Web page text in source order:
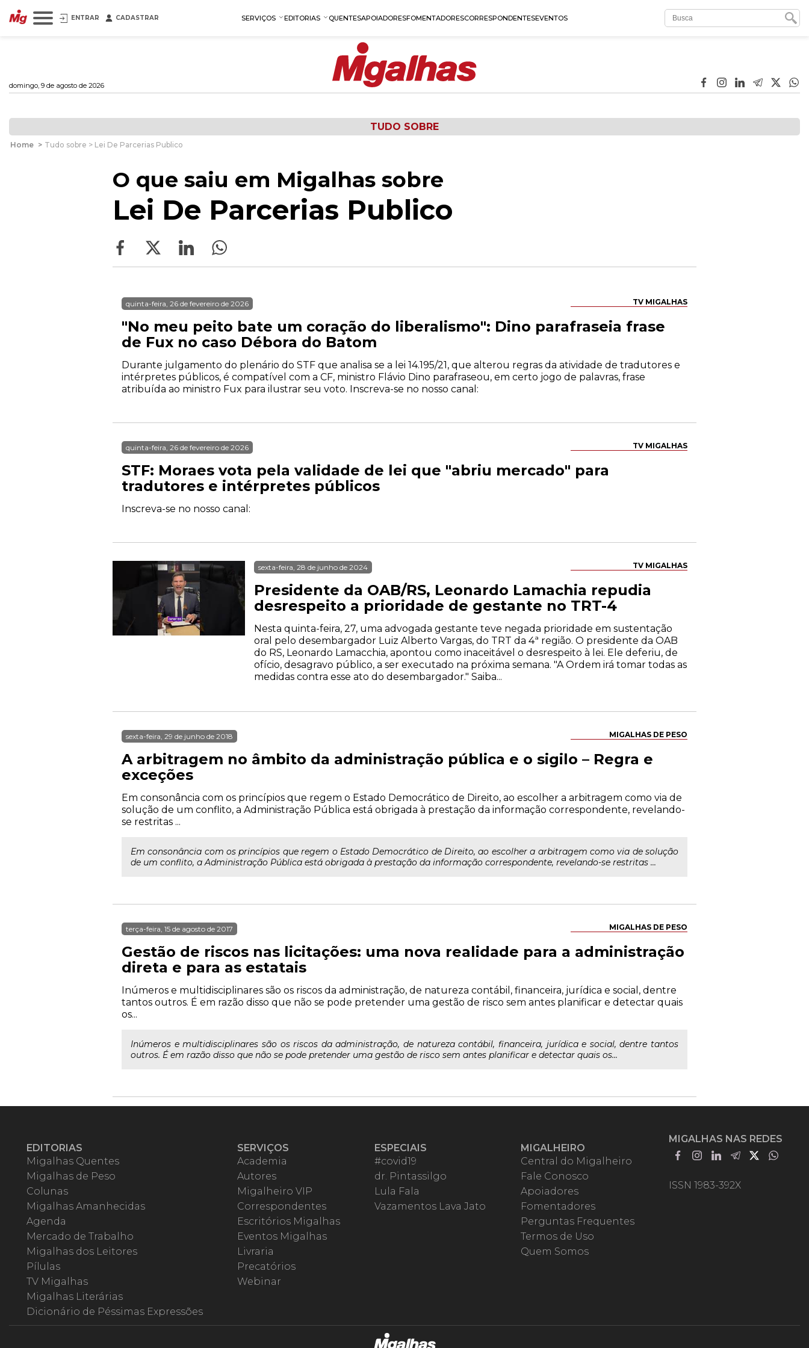
ENTRAR CADASTRAR SERVIÇOS EDITORIAS QUENTESAPOIADORESFOMENTADORESCORRESPONDENTESEVENTOS
domingo, 9 de agosto de 2026
TUDO SOBRE
Home > Tudo sobre > Lei De Parcerias Publico
O que saiu em Migalhas sobre
Lei De Parcerias Publico
TV MIGALHAS
quinta-feira, 26 de fevereiro de 2026
"No meu peito bate um coração do liberalismo": Dino parafraseia frase
de Fux no caso Débora do Batom
Durante julgamento do plenário do STF que analisa se a lei 14.195/21, que alterou regras da atividade de tradutores e
intérpretes públicos, é compatível com a CF, ministro Flávio Dino parafraseou, em certo jogo de palavras, frase
atribuída ao ministro Fux para ilustrar seu voto. Inscreva-se no nosso canal:
TV MIGALHAS
quinta-feira, 26 de fevereiro de 2026
STF: Moraes vota pela validade de lei que "abriu mercado" para
tradutores e intérpretes públicos
Inscreva-se no nosso canal:
TV MIGALHAS
sexta-feira, 28 de junho de 2024
Presidente da OAB/RS, Leonardo Lamachia repudia
desrespeito a prioridade de gestante no TRT-4
Nesta quinta-feira, 27, uma advogada gestante teve negada prioridade em sustentação
oral pelo desembargador Luiz Alberto Vargas, do TRT da 4ª região. O presidente da OAB
do RS, Leonardo Lamacchia, apontou como inaceitável o desrespeito à lei. Ele deferiu, de
ofício, desagravo público, a ser executado na próxima semana. "A Ordem irá tomar todas as
medidas contra esse ato do desembargador." Saiba...
MIGALHAS DE PESO
sexta-feira, 29 de junho de 2018
A arbitragem no âmbito da administração pública e o sigilo – Regra e
exceções
Em consonância com os princípios que regem o Estado Democrático de Direito, ao escolher a arbitragem como via de
solução de um conflito, a Administração Pública está obrigada à prestação da informação correspondente, revelando-
se restritas ...
Em consonância com os princípios que regem o Estado Democrático de Direito, ao escolher a arbitragem como via de solução
de um conflito, a Administração Pública está obrigada à prestação da informação correspondente, revelando-se restritas ...
MIGALHAS DE PESO
terça-feira, 15 de agosto de 2017
Gestão de riscos nas licitações: uma nova realidade para a administração
direta e para as estatais
Inúmeros e multidisciplinares são os riscos da administração, de natureza contábil, financeira, jurídica e social, dentre
tantos outros. É em razão disso que não se pode pretender uma gestão de risco sem antes planificar e detectar quais
os...
Inúmeros e multidisciplinares são os riscos da administração, de natureza contábil, financeira, jurídica e social, dentre tantos
outros. É em razão disso que não se pode pretender uma gestão de risco sem antes planificar e detectar quais os...
EDITORIAS
Migalhas Quentes
Migalhas de Peso
Colunas
Migalhas Amanhecidas
Agenda
Mercado de Trabalho
Migalhas dos Leitores
Pílulas
TV Migalhas
Migalhas Literárias
Dicionário de Péssimas Expressões
SERVIÇOS
Academia
Autores
Migalheiro VIP
Correspondentes
Escritórios Migalhas
Eventos Migalhas
Livraria
Precatórios
Webinar
ESPECIAIS
#covid19
dr. Pintassilgo
Lula Fala
Vazamentos Lava Jato
MIGALHEIRO
Central do Migalheiro
Fale Conosco
Apoiadores
Fomentadores
Perguntas Frequentes
Termos de Uso
Quem Somos
MIGALHAS NAS REDES
ISSN 1983-392X